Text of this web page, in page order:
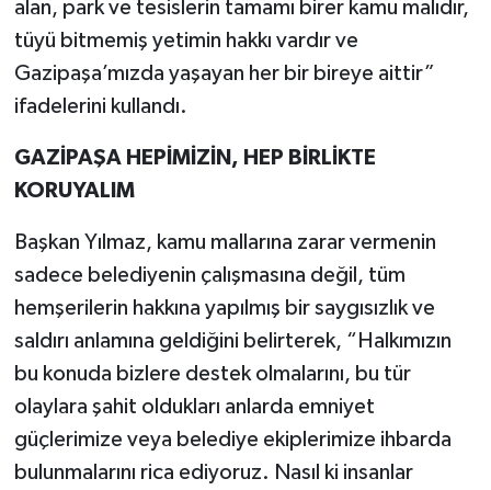
alan, park ve tesislerin tamamı birer kamu malıdır,
tüyü bitmemiş yetimin hakkı vardır ve
Gazipaşa’mızda yaşayan her bir bireye aittir”
ifadelerini kullandı.
GAZİPAŞA HEPİMİZİN, HEP BİRLİKTE
KORUYALIM
Başkan Yılmaz, kamu mallarına zarar vermenin
sadece belediyenin çalışmasına değil, tüm
hemşerilerin hakkına yapılmış bir saygısızlık ve
saldırı anlamına geldiğini belirterek, “Halkımızın
bu konuda bizlere destek olmalarını, bu tür
olaylara şahit oldukları anlarda emniyet
güçlerimize veya belediye ekiplerimize ihbarda
bulunmalarını rica ediyoruz. Nasıl ki insanlar